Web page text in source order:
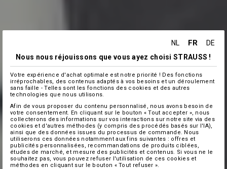
NL FR
DE
Nous nous réjouissons que vous ayez choisi STRAUSS !
Votre expérience d'achat optimale est notre priorité ! Des fonctions
irréprochables, des contenus adaptés à vos besoins et un déroulement
sans faille - Telles sont les fonctions des cookies et des autres
technologies que nous utilisons.
Afin de vous proposer du contenu personnalisé, nous avons besoin de
votre consentement. En cliquant sur le bouton « Tout accepter », nous
collecterons des informations sur vos interactions sur notre site via des
cookies et d'autres méthodes (y compris des procédés basés sur l'IA),
ainsi que des données issues du processus de commande. Nous
utiliserons ces données notamment aux fins suivantes : offres et
publicités personnalisées, recommandations de produits ciblées,
études de marché, et mesure des publicités et contenus. Si vous ne le
souhaitez pas, vous pouvez refuser l'utilisation de ces cookies et
méthodes en cliquant sur le bouton « Tout refuser ».